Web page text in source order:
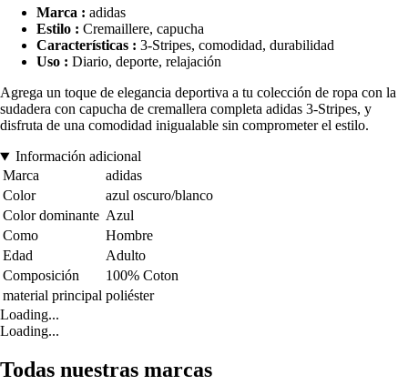
Marca : adidas
Estilo : Cremaillere, capucha
Características : 3-Stripes, comodidad, durabilidad
Uso : Diario, deporte, relajación
Agrega un toque de elegancia deportiva a tu colección de ropa con la
sudadera con capucha de cremallera completa adidas 3-Stripes, y
disfruta de una comodidad inigualable sin comprometer el estilo.
Información adicional
Marca
adidas
Color
azul oscuro/blanco
Color dominante Azul
Como
Hombre
Edad
Adulto
Composición
100% Coton
material principal poliéster
Loading...
Loading...
Todas nuestras marcas